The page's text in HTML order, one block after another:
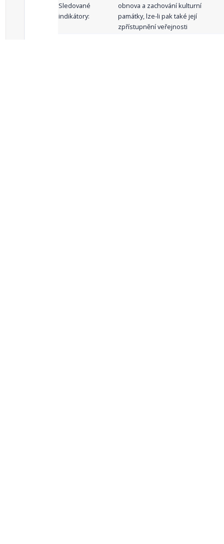
Sledované
indikátory:
obnova a zachování kulturní
památky, lze-li pak také její
zpřístupnění veřejnosti